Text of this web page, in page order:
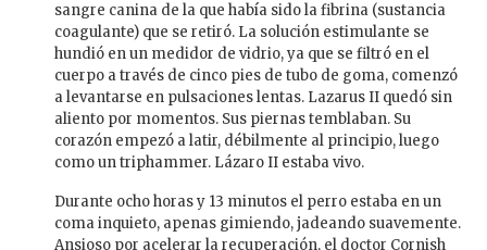
sangre canina de la que había sido la fibrina (sustancia
coagulante) que se retiró. La solución estimulante se
hundió en un medidor de vidrio, ya que se filtró en el
cuerpo a través de cinco pies de tubo de goma, comenzó
a levantarse en pulsaciones lentas. Lazarus II quedó sin
aliento por momentos. Sus piernas temblaban. Su
corazón empezó a latir, débilmente al principio, luego
como un triphammer. Lázaro II estaba vivo.
Durante ocho horas y 13 minutos el perro estaba en un
coma inquieto, apenas gimiendo, jadeando suavemente.
Ansioso por acelerar la recuperación, el doctor Cornish